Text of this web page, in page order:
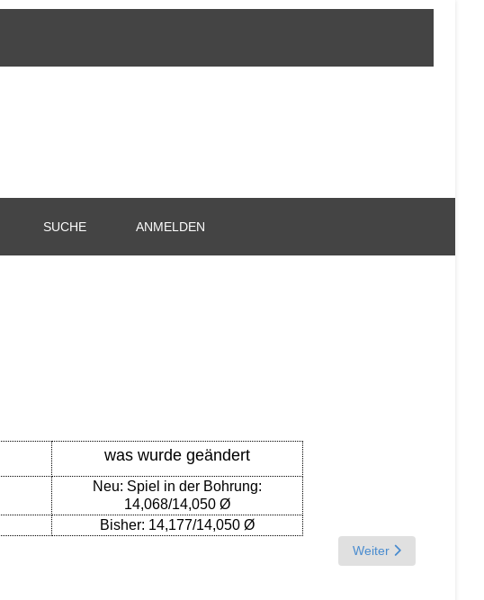
SUCHE ANMELDEN
was wurde geändert
Neu: Spiel in der Bohrung:
14,068/14,050 Ø
Bisher: 14,177/14,050 Ø
Next article: Mai 1956
Weiter